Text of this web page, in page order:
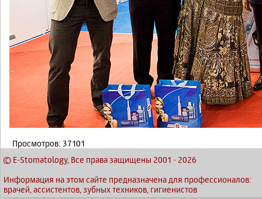
Просмотров: 37101
© E-Stomatology, Все права защищены 2001 - 2026
Информация на этом сайте предназначена для профессионалов:
врачей, ассистентов, зубных техников, гигиенистов